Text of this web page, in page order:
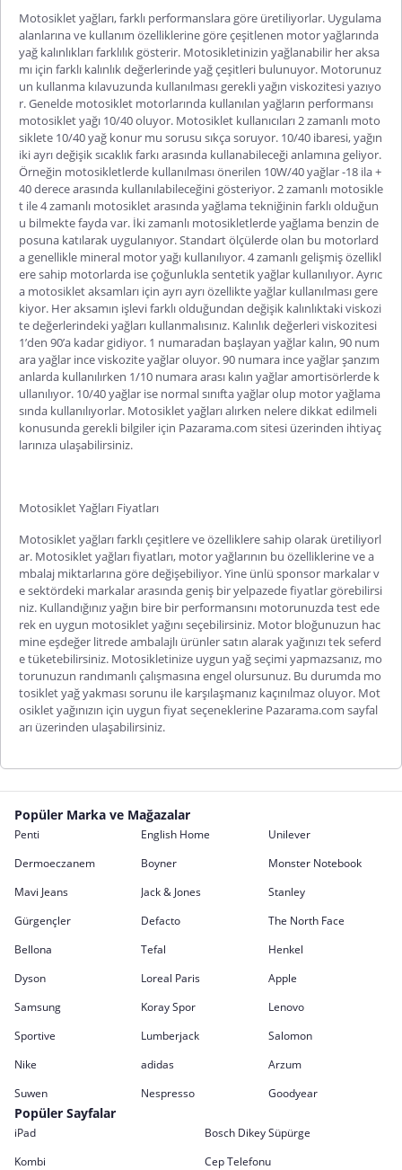
Motosiklet yağları, farklı performanslara göre üretiliyorlar. Uygulama
alanlarına ve kullanım özelliklerine göre çeşitlenen motor yağlarında
yağ kalınlıkları farklılık gösterir. Motosikletinizin yağlanabilir her aksa
mı için farklı kalınlık değerlerinde yağ çeşitleri bulunuyor. Motorunuz
un kullanma kılavuzunda kullanılması gerekli yağın viskozitesi yazıyo
r. Genelde motosiklet motorlarında kullanılan yağların performansı
motosiklet yağı 10/40oluyor. Motosiklet kullanıcıları 2 zamanlı moto
siklete 10/40 yağ konur mu sorusu sıkça soruyor. 10/40 ibaresi, yağın
iki ayrı değişik sıcaklık farkı arasında kullanabileceği anlamına geliyor.
Örneğin motosikletlerde kullanılması önerilen 10W/40 yağlar -18 ila +
40 derece arasında kullanılabileceğini gösteriyor. 2 zamanlı motosikle
t ile 4 zamanlı motosiklet arasında yağlama tekniğinin farklı olduğun
u bilmekte fayda var. İki zamanlı motosikletlerde yağlama benzin de
posuna katılarak uygulanıyor. Standart ölçülerde olan bu motorlard
a genellikle mineral motor yağı kullanılıyor. 4 zamanlı gelişmiş özellikl
ere sahip motorlarda ise çoğunlukla sentetik yağlar kullanılıyor. Ayrıc
a motosiklet aksamları için ayrı ayrı özellikte yağlar kullanılması gere
kiyor. Her aksamın işlevi farklı olduğundan değişik kalınlıktaki viskozi
te değerlerindeki yağları kullanmalısınız. Kalınlık değerleri viskozitesi
1’den 90’a kadar gidiyor. 1 numaradan başlayan yağlar kalın, 90 num
ara yağlar ince viskozite yağlar oluyor. 90 numara ince yağlar şanzım
anlarda kullanılırken 1/10 numara arası kalın yağlar amortisörlerde k
ullanılıyor. 10/40 yağlar ise normal sınıfta yağlar olup motor yağlama
sında kullanılıyorlar. Motosiklet yağları alırken nelere dikkat edilmeli
konusunda gerekli bilgiler için Pazarama.com sitesi üzerinden ihtiyaç
larınıza ulaşabilirsiniz.
Motosiklet Yağları Fiyatları
Motosiklet yağları farklı çeşitlere ve özelliklere sahip olarak üretiliyorl
ar. Motosiklet yağları fiyatları, motor yağlarının bu özelliklerine ve a
mbalaj miktarlarına göre değişebiliyor. Yine ünlü sponsor markalar v
e sektördeki markalar arasında geniş bir yelpazede fiyatlar görebilirsi
niz. Kullandığınız yağın bire bir performansını motorunuzda test ede
rek en uygun motosiklet yağını seçebilirsiniz. Motor bloğunuzun hac
mine eşdeğer litrede ambalajlı ürünler satın alarak yağınızı tek seferd
e tüketebilirsiniz. Motosikletinize uygun yağ seçimi yapmazsanız, mo
torunuzun randımanlı çalışmasına engel olursunuz. Bu durumda mo
tosiklet yağ yakmasısorunu ile karşılaşmanız kaçınılmaz oluyor. Mot
osiklet yağınızın için uygun fiyat seçeneklerine Pazarama.com sayfal
arı üzerinden ulaşabilirsiniz.
Popüler Marka ve Mağazalar
Penti English Home
Unilever
Dermoeczanem
Boyner
Monster Notebook
Mavi Jeans
Jack & Jones
Stanley
Gürgençler
Defacto
The North Face
Bellona
Tefal
Henkel
Dyson
Loreal Paris
Apple
Samsung
Koray Spor
Lenovo
Sportive
Lumberjack
Salomon
Nike
adidas
Arzum
Suwen
Nespresso Goodyear
Popüler Sayfalar
iPad
Bosch Dikey Süpürge
Kombi
Cep Telefonu